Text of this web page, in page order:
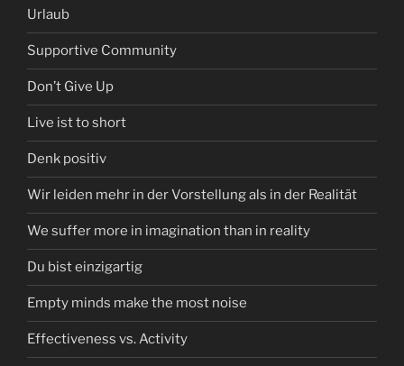
Urlaub
Supportive Community
Don’t Give Up
Live ist to short
Denk positiv
Wir leiden mehr in der Vorstellung als in der Realität
We suffer more in imagination than in reality
Du bist einzigartig
Empty minds make the most noise
Effectiveness vs. Activity